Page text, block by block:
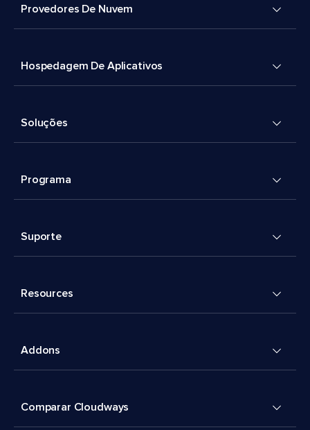
Provedores De Nuvem
Hospedagem De Aplicativos
Soluções
Programa
Suporte
Resources
Addons
Comparar Cloudways